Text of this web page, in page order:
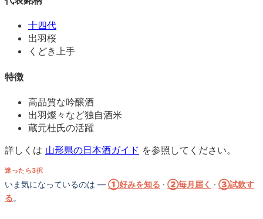
十四代
出羽桜
くどき上手
特徴
高品質な吟醸酒
出羽燦々など独自酒米
蔵元杜氏の活躍
詳しくは 山形県の日本酒ガイド を参照してください。
迷ったら3択
いま気になっているのは — ①好みを知る · ②毎月届く · ③試飲す
る。